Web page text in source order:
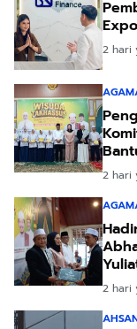
2 hari
2 hari
Abhariyah,
2 hari